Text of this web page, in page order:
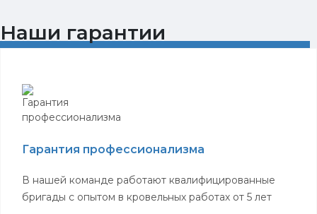
Наши гарантии
Гарантия профессионализма
В нашей команде работают квалифицированные
бригады с опытом в кровельных работах от 5 лет